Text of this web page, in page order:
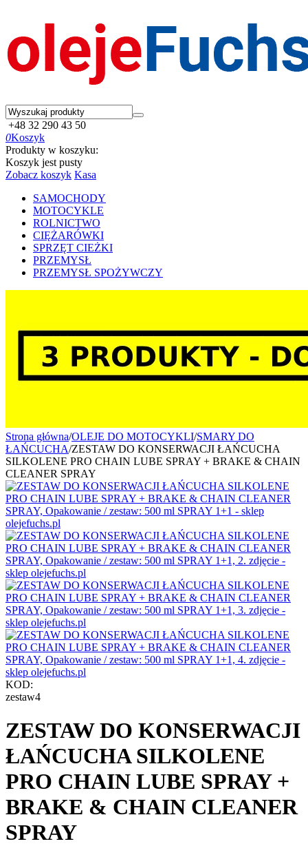
+48 32 290 43 50
0Koszyk
Produkty w koszyku:
Koszyk jest pusty
Zobacz koszyk Kasa
SAMOCHODY
MOTOCYKLE
ROLNICTWO
CIĘŻARÓWKI
SPRZĘT CIEŻKI
PRZEMYSŁ
PRZEMYSŁ SPOŻYWCZY
Strona główna/OLEJE DO MOTOCYKLI/SMARY DO
ŁAŃCUCHA/ZESTAW DO KONSERWACJI ŁAŃCUCHA
SILKOLENE PRO CHAIN LUBE SPRAY + BRAKE & CHAIN
CLEANER SPRAY
KOD:
zestaw4
ZESTAW DO KONSERWACJI
ŁAŃCUCHA SILKOLENE
PRO CHAIN LUBE SPRAY +
BRAKE & CHAIN CLEANER
SPRAY